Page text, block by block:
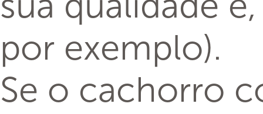
por exemplo).
Se o cachorro